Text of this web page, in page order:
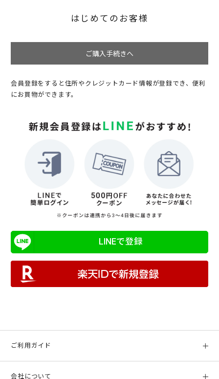
はじめてのお客様
ご購入手続きへ
会員登録をすると住所やクレジットカード情報が登録でき、便利
にお買物ができます。
LINEで登録
ご利用ガイド
会社について